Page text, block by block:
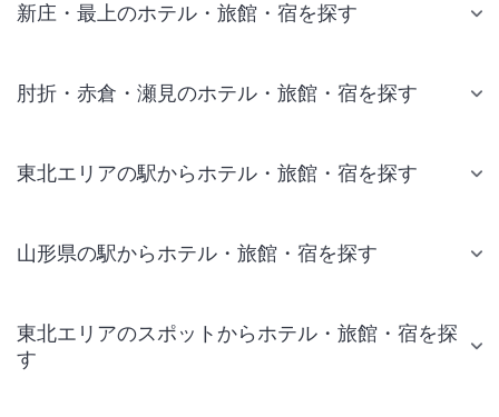
新庄・最上のホテル・旅館・宿を探す
肘折・赤倉・瀬見のホテル・旅館・宿を探す
東北エリアの駅からホテル・旅館・宿を探す
山形県の駅からホテル・旅館・宿を探す
東北エリアのスポットからホテル・旅館・宿を探
す